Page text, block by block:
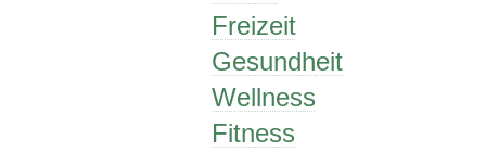
Freizeit
Gesundheit
Wellness
Fitness